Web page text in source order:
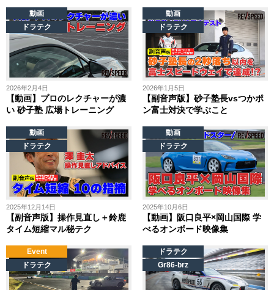
2026年2月4日
【動画】プロのレクチャーが濃
い 砂子塾 広場トレーニング
動画
ドラテク
2026年1月5日
【副音声版】砂子塾長vsつかポ
ン富士対決で学ぶこと
動画
ドラテク
2025年12月14日
【副音声版】操作見直し＋鈴鹿
タイム短縮マル秘テク
動画
ドラテク
2025年10月6日
【動画】阪口良平×岡山国際 学
べるオンボード映像集
動画
ドラテク
Event
ドラテク
ドラテク
Gr86-brz